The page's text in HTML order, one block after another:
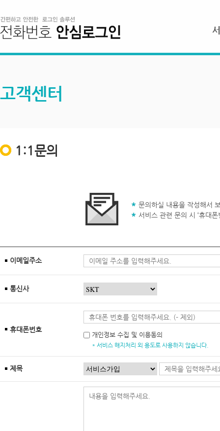
고객센터
1:1문의
문의하실 내용을 작성해서
서비스 관련 문의 시 ‘휴대
이메일주소
통신사
휴대폰번호
개인정보 수집 및 이용동의
* 서비스 해지처리 외 용도로 사용하지 않습니다.
제목